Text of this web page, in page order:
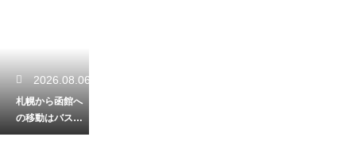
2026.08.06
札幌から函館へ
の移動はバスとJ
Rのどっち？料金